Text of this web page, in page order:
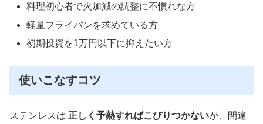
料理初心者で火加減の調整に不慣れな方
軽量フライパンを求めている方
初期投資を1万円以下に抑えたい方
使いこなすコツ
ステンレスは 正しく予熱すればこびりつかないが、間違